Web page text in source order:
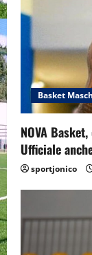
a
n
Basket
NOVA
Ufficiale
sportjonico